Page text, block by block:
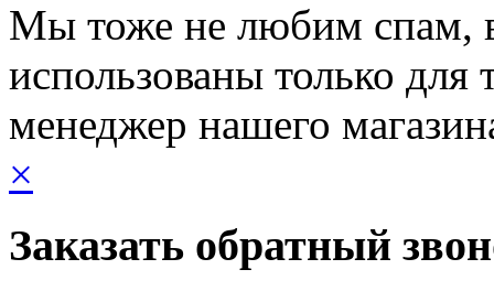
Мы тоже не любим спам,
использованы только для
менеджер нашего
×
Заказать обратный